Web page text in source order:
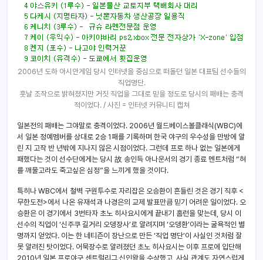
2006년 도하 아시안게임 당시 인터넷을 중심으로 떠돌던 일본 대표팀 선수들의
직업명단.
훗날 조작으로 밝혀졌지만 거짓 직업을 그대로 믿을 정도로 당시의 패배는 충격
적이었다. / 사진 = 인터넷 커뮤니티 캡쳐
일본전의 패배는 그야말로 충격이었다. 2006년 월드베이스볼클래식(WBC)에
서 일본 정예멤버를 상대로 2승 1패를 기록하며 한국 야구의 우수성을 만방에 알
린 지 고작 반 년밖에 지나지 않은 시점이었다. 그런데 프로 하나 없는 일본에게
패했다는 것이 선수단에게는 당시 故 송인득 아나운서의 경기 종료 멘트처럼 “혀
를 깨물고라도 죽고싶은 심정”을 느끼게 했을 것이다.
특히나 WBC에서 철벽 구원투수로 자리잡은 오승환이 흔들린 것은 경기 직후 <
무한도전>에서 나온 유재석과 나경은의 교제 발표만큼 믿기 어려운 일이었다. 오
승환은 이 경기에서 3번타자 초노 히사요시에게 끝내기 홈런을 맞는데, 당시 이
선수의 직업이 ‘신주쿠 길거리 오뎅장사’로 알려지며 ‘오뎅환’이라는 굴욕적인 별
명까지 얻었다. 이는 한 네티즌이 장난으로 만든 ‘직업 명단’이 사실인 것처럼 잘
못 알려진 탓이었다. 어묵장수로 알려졌던 초노 히사요시는 이후 프로에 입단해
2010년 일본 프로야구 센트럴리그 신인왕을 수상했고, 사실 관계도 자연스럽게